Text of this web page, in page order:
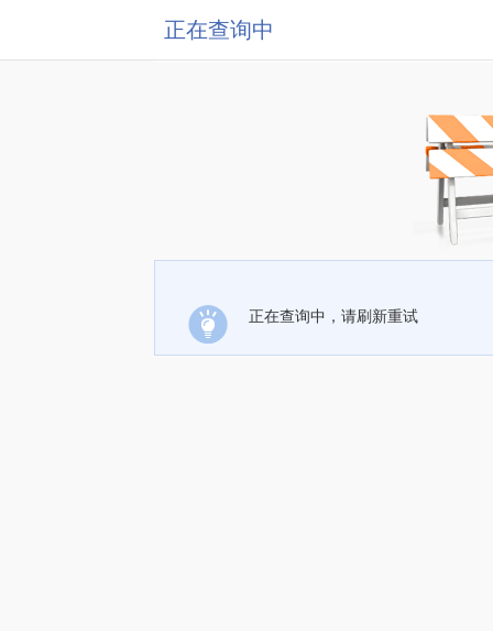
正在查询中
正在查询中，请刷新重试